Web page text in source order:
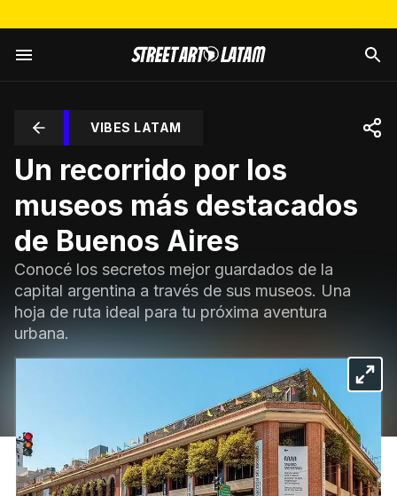
VIBES LATAM
Un recorrido por los
museos más destacados
de Buenos Aires
Conocé los secretos mejor guardados de la
capital argentina a través de sus museos. Una
hoja de ruta ideal para tu próxima aventura
urbana.